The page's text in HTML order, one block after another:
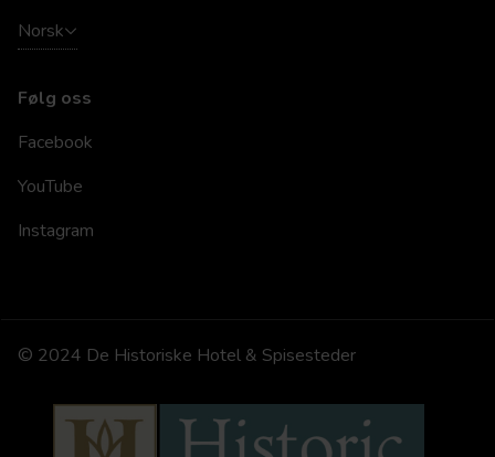
Norsk
Følg oss
Facebook
YouTube
Instagram
© 2024 De Historiske Hotel & Spisesteder